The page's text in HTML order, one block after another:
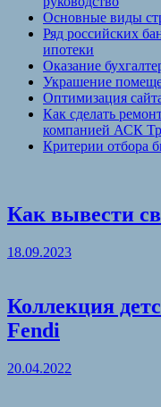
Основные виды
Ряд российских
ипотеки
Оказание
Украшение
Оптимизация
Как сделать
компанией АСК
Критерии отбора
Как вывести
18.09.2023
Коллекция
Fendi
20.04.2022